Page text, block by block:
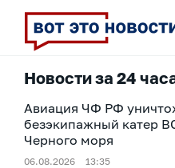
Новости за 24
Авиация ЧФ РФ
безэкипажный катер
Черного моря
06.08.2026 13:35